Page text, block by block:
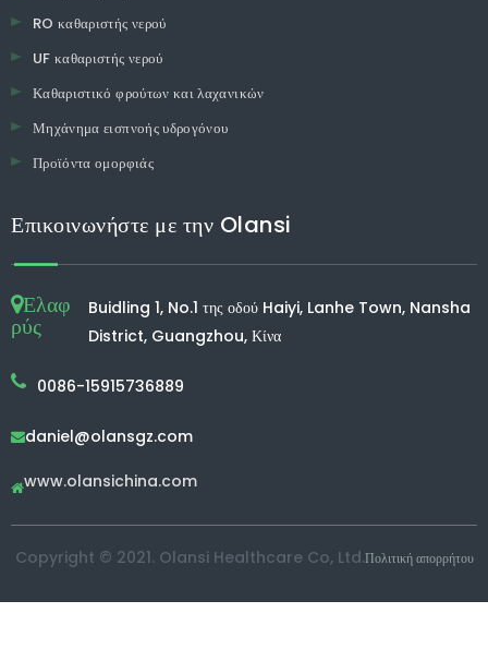
RO καθαριστής νερού
UF καθαριστής νερού
Καθαριστικό φρούτων και λαχανικών
Μηχάνημα εισπνοής υδρογόνου
Προϊόντα ομορφιάς
Επικοινωνήστε με την Olansi
Ελαφ
ρύς
Buidling 1, No.1 της οδού Haiyi, Lanhe Town, Nansha
District, Guangzhou, Κίνα
0086-15915736889
daniel@olansgz.com
www.olansichina.com
Copyright © 2021. Olansi Healthcare Co, Ltd.Πολιτική απορρήτου